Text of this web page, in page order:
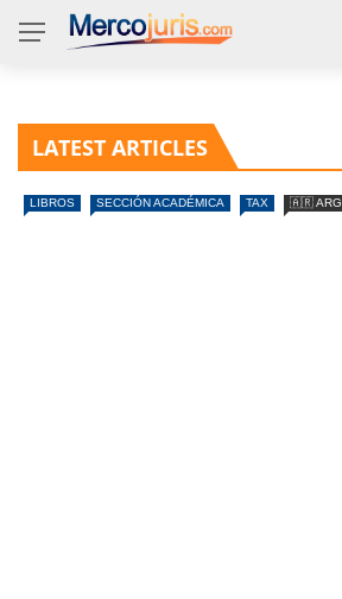
LATEST ARTICLES
LIBROS SECCIÓN ACADÉMICA TAX 🇦🇷 ARG